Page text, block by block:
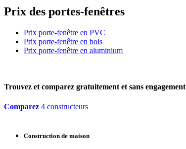
Prix des portes-fenêtres
Prix porte-fenêtre en PVC
Prix porte-fenêtre en bois
Prix porte-fenêtre en aluminium
Trouvez et comparez gratuitement et sans engagement
Comparez 4 constructeurs
Construction de maison